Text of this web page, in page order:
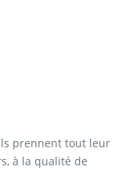
prennent tout leur
à la qualité de